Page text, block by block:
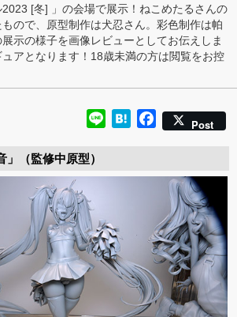
[冬] 」の会場で展示！ねこめたるさんの
ので、原型制作は犬忍さん。彩色制作は帕
示の様子を画像レビューとしてお伝えしま
アとなります！18歳未満の方は閲覧をお控
Line HatenaFacebook
Post
（監修中原型）